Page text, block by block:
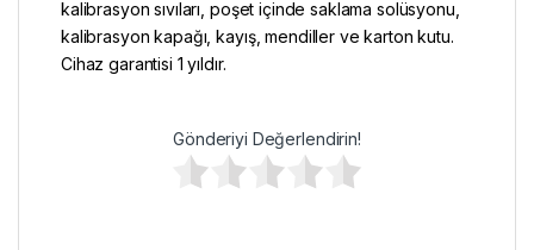
kalibrasyon sıvıları, poşet içinde saklama solüsyonu,
kalibrasyon kapağı, kayış, mendiller ve karton kutu.
Cihaz garantisi 1 yıldır.
Gönderiyi Değerlendirin!